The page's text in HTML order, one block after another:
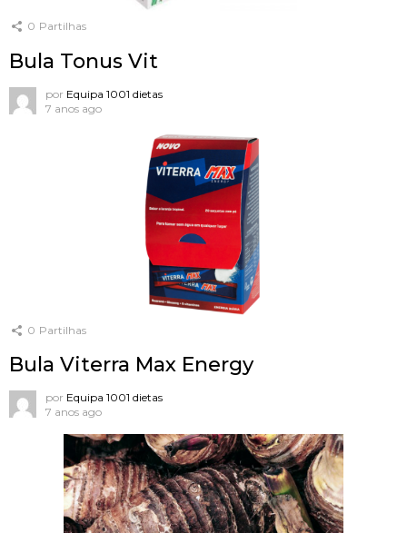
0 Partilhas
Bula Tonus Vit
por Equipa 1001 dietas
7 anos ago
0 Partilhas
Bula Viterra Max Energy
por Equipa 1001 dietas
7 anos ago